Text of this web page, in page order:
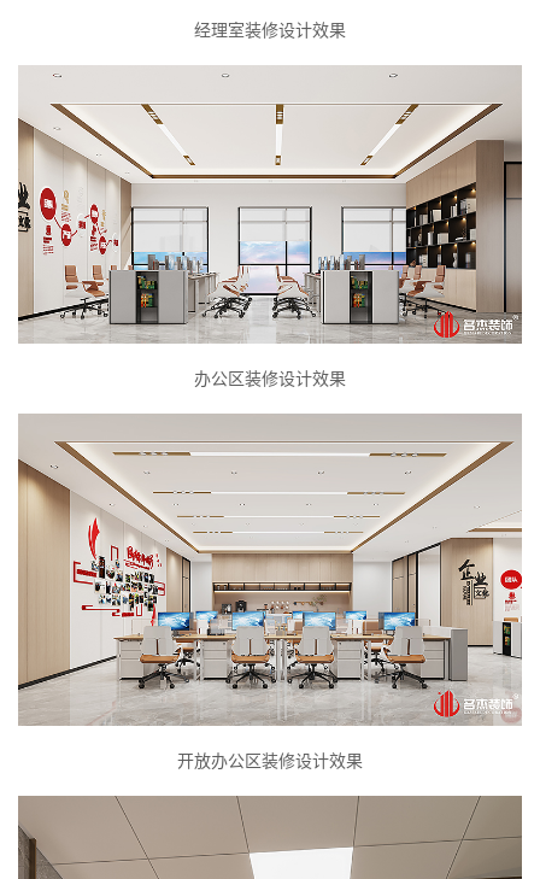
经理室装修设计效果
办公区装修设计效果
开放办公区装修设计效果